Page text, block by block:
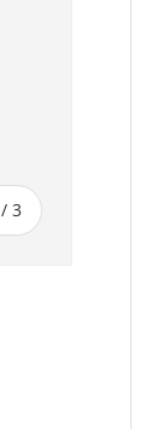
/von
3